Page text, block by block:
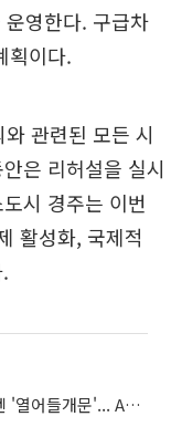
영한다. 구급차
획이다.
관련된 모든 시
은 리허설을 실시
시 경주는 이번
활성화, 국제적
'천마도' 재현한 컨벤션센터ㆍ만찬장엔 '열어들개문'... APEC 정상회의 준비 순항